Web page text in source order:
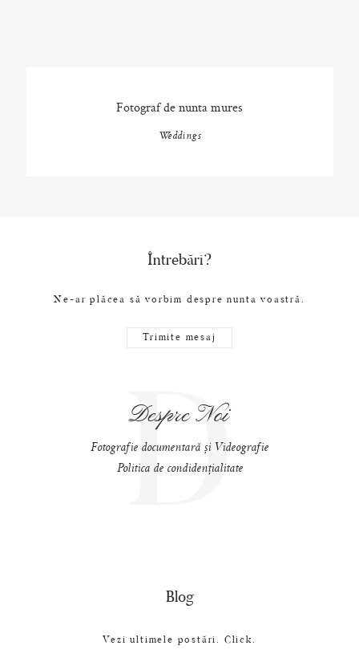
Fotograf de nunta mures
Weddings
Întrebări?
Ne-ar plăcea să vorbim despre nunta voastră.
Trimite mesaj
Despre Noi
D
Fotografie documentară și Videografie
Politica de condidențialitate
Blog
Vezi ultimele postări. Click.